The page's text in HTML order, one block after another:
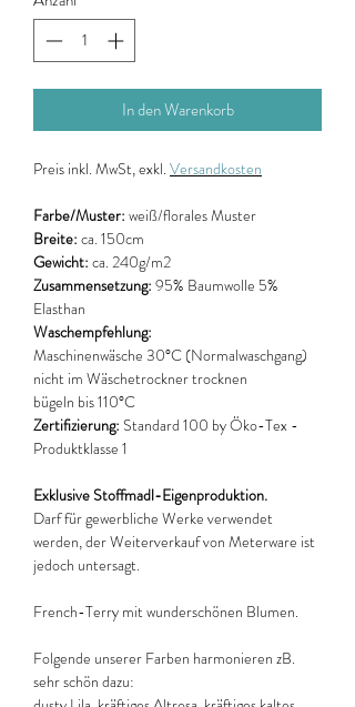
Meter
In den Warenkorb
Preis inkl. MwSt, exkl. Versandkosten
Farbe/Muster: weiß/florales Muster
Breite: ca. 150cm
Gewicht: ca. 240g/m2
Zusammensetzung: 95% Baumwolle 5%
Elasthan
Waschempfehlung:
Maschinenwäsche 30°C (Normalwaschgang)
nicht im Wäschetrockner trocknen
bügeln bis 110°C
Zertifizierung: Standard 100 by Öko-Tex -
Produktklasse 1
Exklusive Stoffmadl-Eigenproduktion.
Darf für gewerbliche Werke verwendet
werden, der Weiterverkauf von Meterware ist
jedoch untersagt.
French-Terry mit wunderschönen Blumen.
Folgende unserer Farben harmonieren zB.
sehr schön dazu: